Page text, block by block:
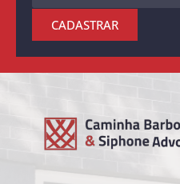
CADASTRAR